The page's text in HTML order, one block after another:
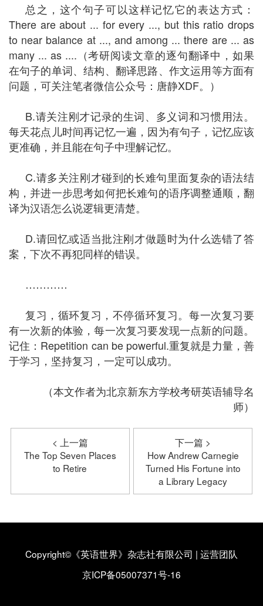
总之，这个句子可以这样记忆它的表达方式：
There are about ... for every ..., but this ratio drops
to near balance at ..., and among ... there are ... as
many ... as ....（考研阅读文章的逐句翻译中，如果
在句子的单词、结构、翻译思路、作文运用等方面有
问题，可关注笔者微信公众号：唐静XDF。）
B.请关注刚才记录的生词、多义词和习惯用法。
每天花点儿时间再记忆一遍，因为有句子，记忆应该
更准确，并且能在句子中理解记忆。
C.请多关注刚才碰到的长难句里面复杂的语法结
构，并进一步思考如何把长难句的语序调整通顺，翻
译为汉语怎么说逻辑更清楚。
D.请回忆或适当批注刚才做题时为什么选错了答
案，下次不再犯同样的错误。
…………
复习，循环复习，不停循环复习。每一次复习要
有一次新的体验，每一次复习要发现一点新的问题。
记住：Repetition can be powerful.重复就是力量，善
于学习，坚持复习，一定可以成功。
（本文作者为北京新东方学校考研英语辅导名
师）
< 上一篇
The Top Seven Places
to Retire
下一篇 >
How Andrew Carnegie
Turned His Fortune into
a Library Legacy
Copyright©《英语世界》杂志社有限公司 | 运营团队
京ICP备05007371号-16